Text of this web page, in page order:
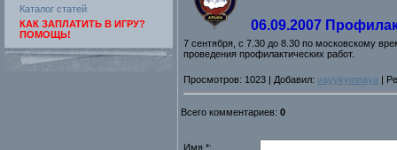
Каталог статей
КАК ЗАПЛАТИТЬ В ИГРУ?
ПОМОЩЬ!
06.09.2007
7 сентября, с 7.30 до 8.30 по московскому
проведения профилактических работ.
Просмотров: 1023 | Добавил: vayykymnaya |
Всего комментариев: 0
Имя *: